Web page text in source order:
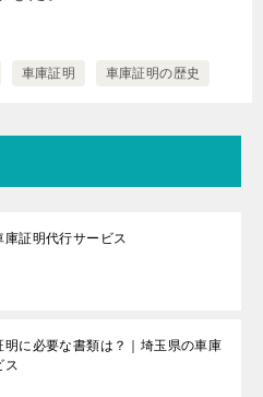
車庫証明 車庫証明の歴史
証明代行サービス
明に必要な書類は？｜埼玉県の車庫
ス